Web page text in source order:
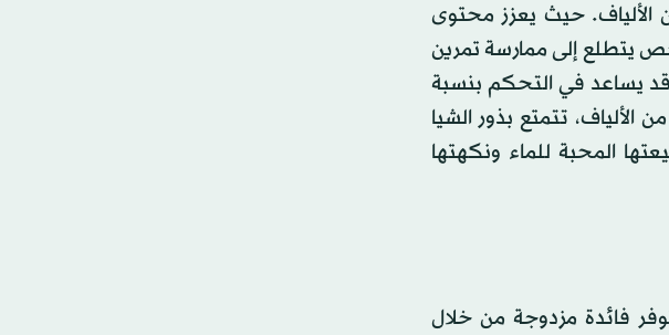
إذ تحتوي ملعقة كبيرة من بذور الشيا على 5 غرامات من الألياف. حيث يعزز محتوى
يتطلع إلى ممارسة تمرين
قد يساعد في التحكم بنسبة
تتمتع بذور الشيا
ونظرًا لطبيعتها المحبة للماء ونكهتها
فائدة مزدوجة من خلال